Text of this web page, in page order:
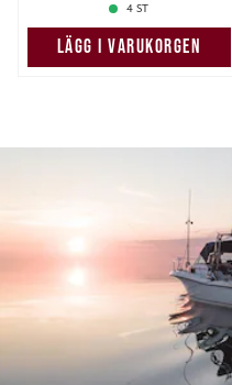
4 ST
LÄGG I VARUKORGEN